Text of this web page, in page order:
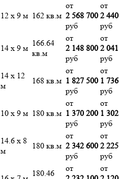
12 х 9 м 162 кв.м
от
2 568 700
руб
от
2
руб
14 х 9 м
166.64
кв.м
от
2 148 800
руб
от
2
руб
14 х 12
м
168 кв.м
от
1 827 500
руб
от
1
руб
10 х 9 м 180 кв.м
от
1 370 200
руб
от
1
руб
14.6 х 8
м
180 кв.м
от
2 342 600
руб
от
2
руб
180.46
от
от